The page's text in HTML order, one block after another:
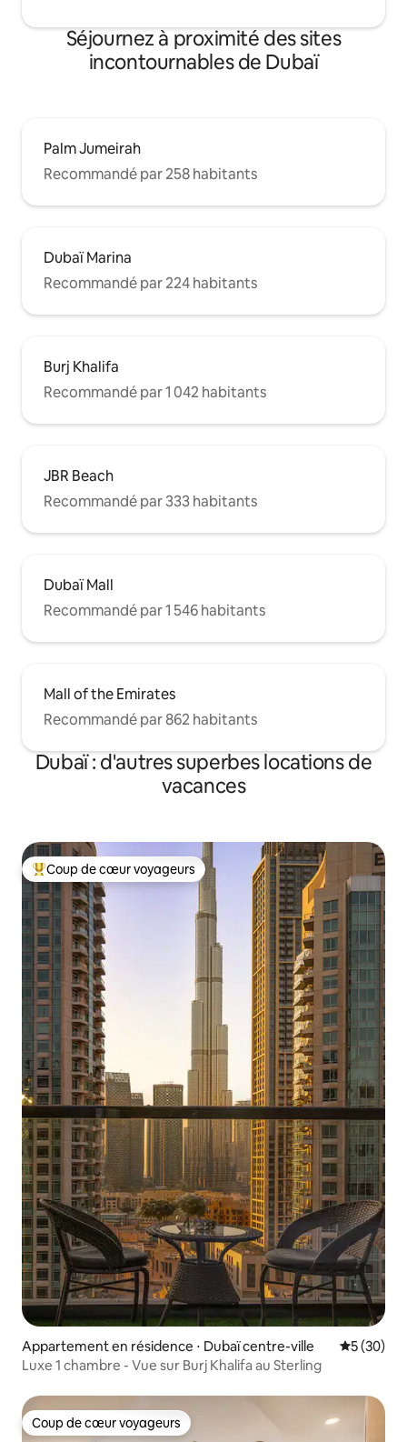
Séjournez à proximité des sites
incontournables de Dubaï
Palm Jumeirah
Recommandé par 258 habitants
Dubaï Marina
Recommandé par 224 habitants
Burj Khalifa
Recommandé par 1 042 habitants
JBR Beach
Recommandé par 333 habitants
Dubaï Mall
Recommandé par 1 546 habitants
Mall of the Emirates
Recommandé par 862 habitants
Dubaï : d'autres superbes locations de
vacances
Coups de cœur voyageurs les plus appréciés
Coup de cœur voyageurs
Appartement en résidence ⋅ Dubaï centre-ville
5 (30)
Luxe 1 chambre - Vue sur Burj Khalifa au Sterling
Coup de cœur voyageurs
Coup de cœur voyageurs